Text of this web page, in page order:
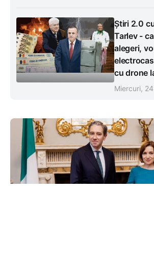
Știri 2.0
Tarlev -
alegeri,
cu drone
Miercuri,